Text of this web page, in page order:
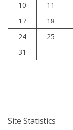
10
11
17
18
24
25
31
Site Statistics